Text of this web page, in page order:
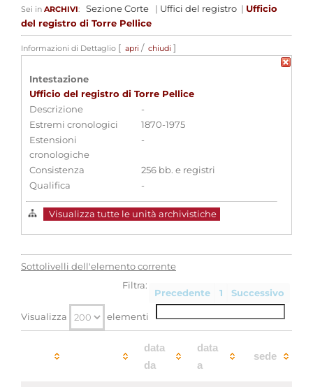
Sei in ARCHIVI: Sezione Corte | Uffici del registro | Ufficio
del registro di Torre Pellice
Informazioni di Dettaglio [ apri / chiudi ]
Intestazione
Ufficio del registro di Torre Pellice
Descrizione
-
Estremi cronologici
1870-1975
Estensioni
cronologiche
-
Consistenza
256 bb. e registri
Qualifica
-
Visualizza tutte le unità archivistiche
Sottolivelli dell'elemento corrente
Precedente 1 Successivo
Visualizza elementi
Filtra:
data
da
data
a
sede